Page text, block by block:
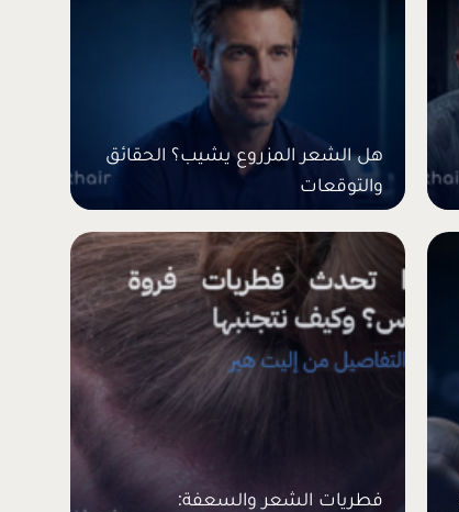
هل الشعر المزروع يشيب؟ الحقائق
والتوقعات
فطريات الشعر والسعفة: